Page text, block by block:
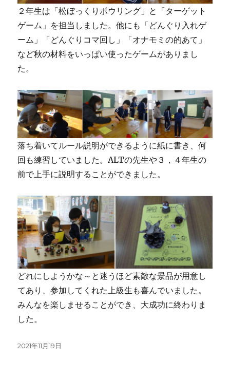
２年生は「松ぼっくりボウリング」と「ターゲット
ゲーム」を担当しました。他にも「どんぐり入れゲ
ーム」「どんぐりコマ回し」「オナモミの的あて」
など秋の材料をいっぱい使ったゲームがありまし
た。
落ち着いてルール説明ができるように紙に書き、何
回も練習していました。ALTの先生や３，４年生の
前で上手に説明することができました。
どれにしようかな～と迷うほど素敵な景品が用意し
てあり、参加してくれた上級生も喜んでいました。
みんなを楽しませることができ、大成功に終わりま
した。
投
2021年11月19日